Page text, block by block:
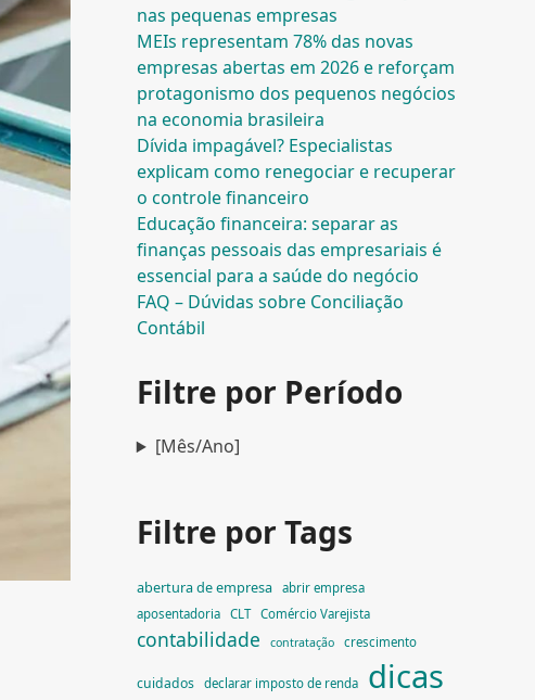
nas pequenas empresas
MEIs representam 78% das novas
empresas abertas em 2026 e reforçam
protagonismo dos pequenos negócios
na economia brasileira
Dívida impagável? Especialistas
explicam como renegociar e recuperar
o controle financeiro
Educação financeira: separar as
finanças pessoais das empresariais é
essencial para a saúde do negócio
FAQ – Dúvidas sobre Conciliação
Contábil
Filtre por Período
[Mês/Ano]
Filtre por Tags
abertura de empresa
abrir empresa
aposentadoria
CLT Comércio Varejista
contabilidade contratação crescimento
cuidados declarar imposto de renda dicas